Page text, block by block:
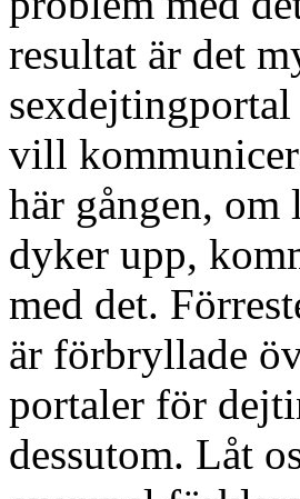
resultat är det
vill
här gången,
dyker upp,
med det.
är förbryllade
portaler för
dessutom. Låt